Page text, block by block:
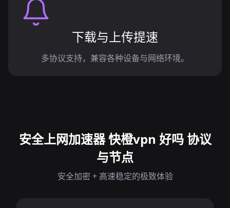
下载与上传提速
多协议支持，兼容各种设备与网络环境。
安全上网加速器 快橙vpn 好吗 协议
与节点
安全加密 + 高速稳定的极致体验